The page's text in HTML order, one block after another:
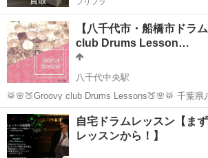
【八千代市・船橋市ドラ
club Drums Lesson…
八千代中央駅
🥁🌸🍑Groovy club Drums Lessons🍑🌸🥁 千葉県八千代市・船橋市の
ドラム教室です。 ドラム(カホンetc...)を習いた
ます 🙋‍♀️✨ 生徒さんのお気持ちに寄り添い、生
千葉 八千代市 八千代中央駅 ドラム
自宅ドラムレッスン【ま
レッスンから！】